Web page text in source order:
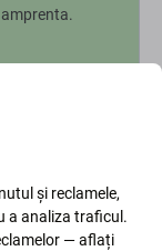
reduceri și
trimiterea acestui
și reclamele,
a analiza traficul.
— aflați